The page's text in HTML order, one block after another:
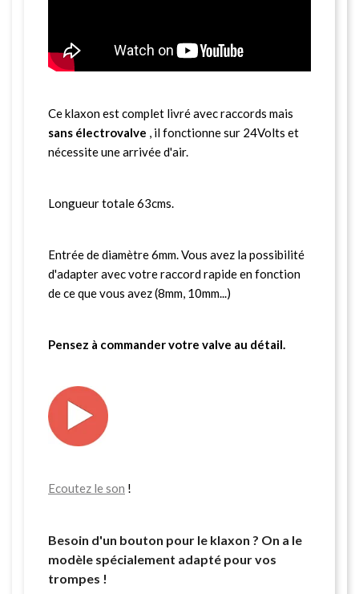
Ce klaxon est complet livré avec raccords mais
sans électrovalve , il fonctionne sur 24Volts et
nécessite une arrivée d'air.
Longueur totale 63cms.
Entrée de diamètre 6mm. Vous avez la possibilité
d'adapter avec votre raccord rapide en fonction
de ce que vous avez (8mm, 10mm...)
Pensez à commander votre valve au détail.
Ecoutez le son !
Besoin d'un bouton pour le klaxon ? On a le
modèle spécialement adapté pour vos
trompes !